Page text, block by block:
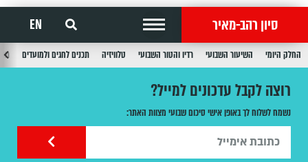
סיון רהב-מאיר EN
החלק היומי השיעור השבועי רדיו והטור השבועי טלוויזיה תכנים לחגים ולמועדים
רוצה לקבל עדכונים למייל?
נשמח לשלוח לך באופן אישי סיכום שבועי מצוות האתר: